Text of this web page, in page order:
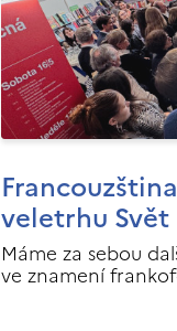
veletrhu
Máme za sebou
ve znamení